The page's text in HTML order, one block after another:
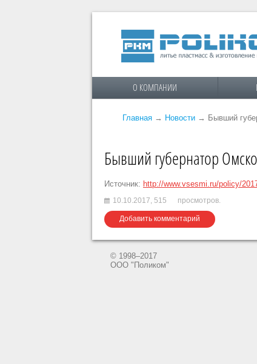
О КОМПАНИИ
Главная → Новости → Бывший
Бывший губернатор
Источник: http://www.vsesmi.ru/policy/
10.10.2017, 515 просмотров.
Добавить комментарий
© 1998–2017
ООО "Поликом"